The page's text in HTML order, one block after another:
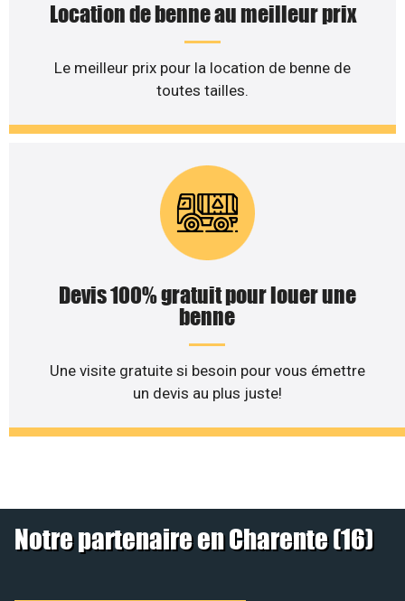
Location de benne au meilleur prix
Le meilleur prix pour la location de benne de
toutes tailles.
Devis 100% gratuit pour louer une
benne
Une visite gratuite si besoin pour vous émettre
un devis au plus juste!
Notre partenaire en Charente (16)